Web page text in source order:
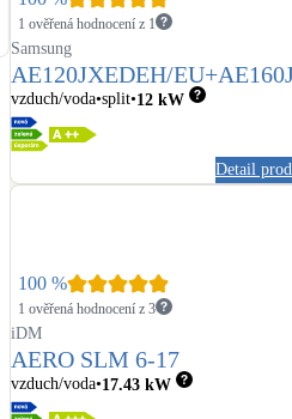
1 ověřená hodnocení z 1
Samsung
AE120JXEDEH/
vzduch/voda split 12 kW
Detail
100%
1 ověřená hodnocení z 3
iDM
AERO SLM 6-17
vzduch/voda 17.43 kW